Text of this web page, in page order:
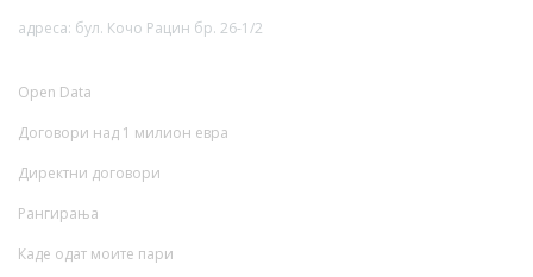
адреса: бул. Кочо Рацин бр. 26-1/2
Open Data
Договори над 1 милион евра
Директни договори
Рангирања
Каде одат моите пари